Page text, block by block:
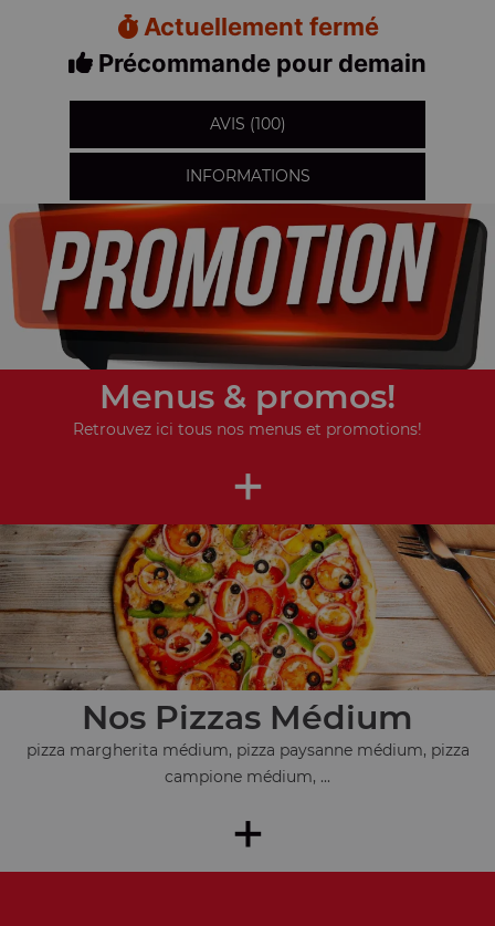
Actuellement fermé
Précommande pour demain
AVIS (100)
INFORMATIONS
Menus & promos!
Retrouvez ici tous nos menus et promotions!
+
Nos Pizzas Médium
pizza margherita médium, pizza paysanne médium, pizza
campione médium, ...
+